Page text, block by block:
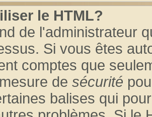
le HTML?
de l'administrateur
Si vous êtes
comptes que
de sécurité
balises qui